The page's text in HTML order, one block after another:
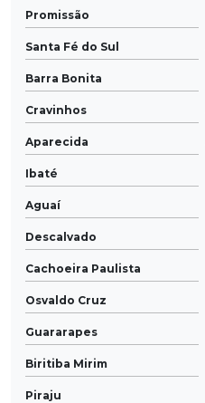
Promissão
Santa Fé do Sul
Barra Bonita
Cravinhos
Aparecida
Ibaté
Aguaí
Descalvado
Cachoeira Paulista
Osvaldo Cruz
Guararapes
Biritiba Mirim
Piraju